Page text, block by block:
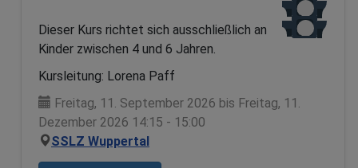
Dieser Kurs richtet sich ausschließlich an
Kinder zwischen 4 und 6 Jahren.
Kursleitung: Lorena Paff
Freitag, 11. September 2026 bis Freitag, 11.
Dezember 2026 14:15 - 15:00
SSLZ Wuppertal